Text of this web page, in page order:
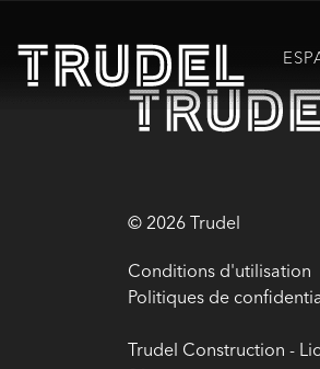
© 2026 Trudel
Conditions d'utilisation
Politiques de
Trudel Construction -